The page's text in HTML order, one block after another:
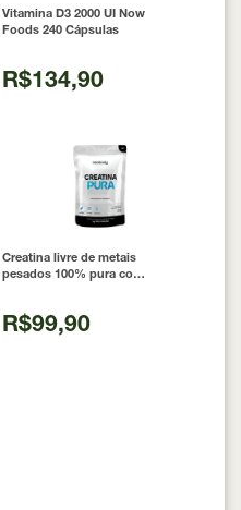
Vitamina D3 2000 UI Now
Foods 240 Cápsulas
R$134,90
Creatina livre de metais
pesados 100% pura com
R$99,90